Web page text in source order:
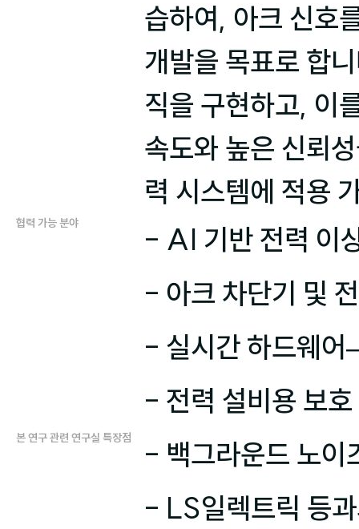
습하여, 아크 신호
개발을 목표로 합
직을 구현하고, 이
속도와 높은 신뢰
력 시스템에 적용
협력 가능 분야
- AI 기반 전력 이
- 아크 차단기 및
- 실시간 하드웨어
- 전력 설비용 보
본 연구 관련 연구실 특장점
- 백그라운드 노이
- LS일렉트릭 등